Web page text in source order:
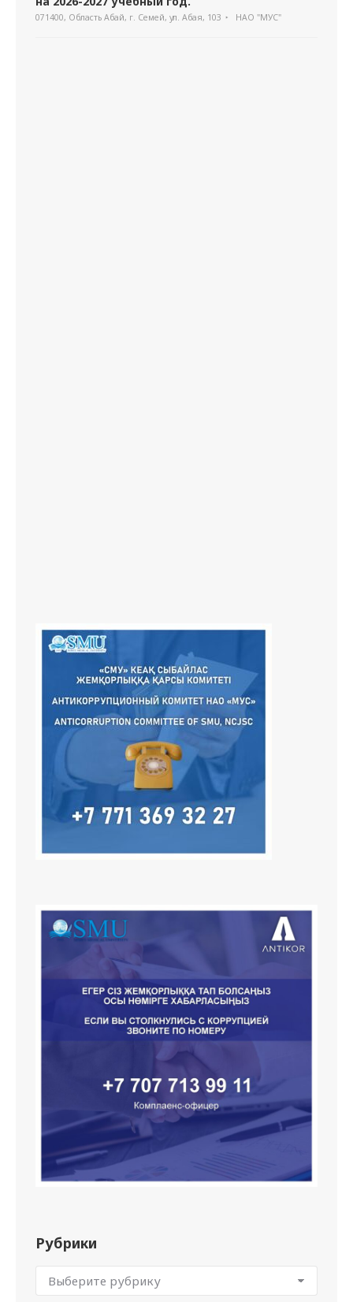
071400, Область Абай, г. Семей, ул. Абая, 103 НАО "МУС"
Рубрики